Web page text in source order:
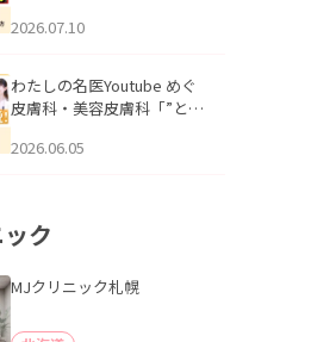
医師が明かす副作用・リバ
公開いたしました。
2026.07.10
わたしの名医Youtube めぐ
皮膚科・美容皮膚科「”とお
ッズの肌悩みに本気で答え
2026.06.05
ク
MJクリニック札幌